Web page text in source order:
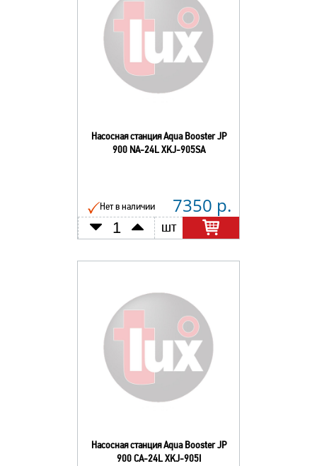
Насосная станция Aqua Booster JP
900 NA-24L XKJ-905SA
Нет в наличии 7350 р.
шт
Насосная станция Aqua Booster JP
900 CA-24L XKJ-905I